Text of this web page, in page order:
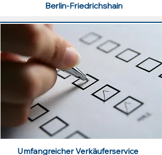
Berlin-Friedrichshain
Umfangreicher Verkäuferservice